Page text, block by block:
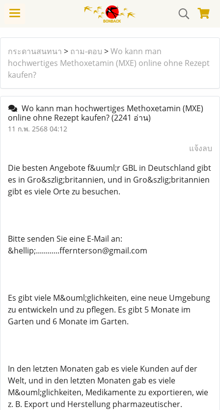
กระดานสนทนา > ถาม-ตอบ >Wo kann man
hochwertiges Methoxetamin (MXE) online ohne Rezept
kaufen?
Wo kann man hochwertiges Methoxetamin (MXE)
online ohne Rezept kaufen?(2241 อ่าน)
11 ก.พ. 2568 04:12
แจ้งลบ
Die besten Angebote f&uuml;r GBL in Deutschland gibt
es in Gro&szlig;britannien, und in Gro&szlig;britannien
gibt es viele Orte zu besuchen.
Bitte senden Sie eine E-Mail an:
&hellip;............ffernterson@gmail.com
Es gibt viele M&ouml;glichkeiten, eine neue Umgebung
zu entwickeln und zu pflegen. Es gibt 5 Monate im
Garten und 6 Monate im Garten.
In den letzten Monaten gab es viele Kunden auf der
Welt, und in den letzten Monaten gab es viele
M&ouml;glichkeiten, Medikamente zu exportieren, wie
z. B. Export und Herstellung pharmazeutischer.